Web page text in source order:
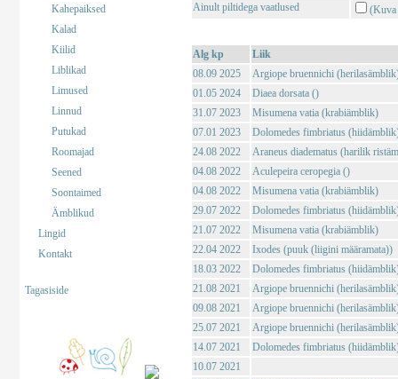
Kahepaiksed
Kalad
Kiilid
Liblikad
Limused
Linnud
Putukad
Roomajad
Seened
Soontaimed
Ämblikud
Lingid
Kontakt
Tagasiside
Ainult piltidega vaatlused
(Kuva
Alg kp
Liik
08.09 2025
Argiope bruennichi
01.05 2024
Diaea dorsata ()
31.07 2023
Misumena vatia (krabiämblik)
07.01 2023
Dolomedes fimbriatus
24.08 2022
Araneus diadematus (harilik
04.08 2022
Aculepeira ceropegia ()
04.08 2022
Misumena vatia (krabiämblik)
29.07 2022
Dolomedes fimbriatus
21.07 2022
Misumena vatia (krabiämblik)
22.04 2022
Ixodes (puuk (liigini määramata))
18.03 2022
Dolomedes fimbriatus
21.08 2021
Argiope bruennichi
09.08 2021
Argiope bruennichi
25.07 2021
Argiope bruennichi
14.07 2021
Dolomedes fimbriatus
10.07 2021